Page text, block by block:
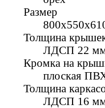
Размер
Толщина
ЛДСП 22
Кромка на
плоская
Толщина
ЛДСП 16 мм